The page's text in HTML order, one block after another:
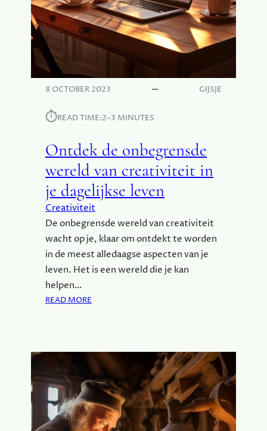
I
E
R
T
:
O
V
E
J
E
H
U
E
N
P
A
R
8 OCTOBER 2023 GIJSJE
⏱︎READ TIME:2–3 MINUTES
Ontdek de onbegrensde
wereld van creativiteit in
je dagelijkse leven
Creativiteit
De onbegrensde wereld van creativiteit
wacht op je, klaar om ontdekt te worden
in de meest alledaagse aspecten van je
leven. Het is een wereld die je kan
helpen…
READ MORE
D
K
D
E
O